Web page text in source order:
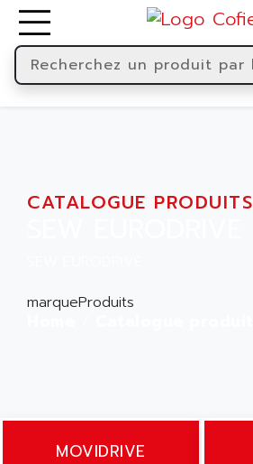
CATALOGUE PRODUITS
marqueProduits
MOVIDRIVE